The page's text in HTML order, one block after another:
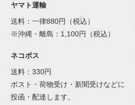
ヤマト運輸
送料：一律880円（税込）
※沖縄・離島：1,100円（税込）
ネコポス
送料：330円
ポスト・荷物受け・新聞受けなどに
投函・配達します。